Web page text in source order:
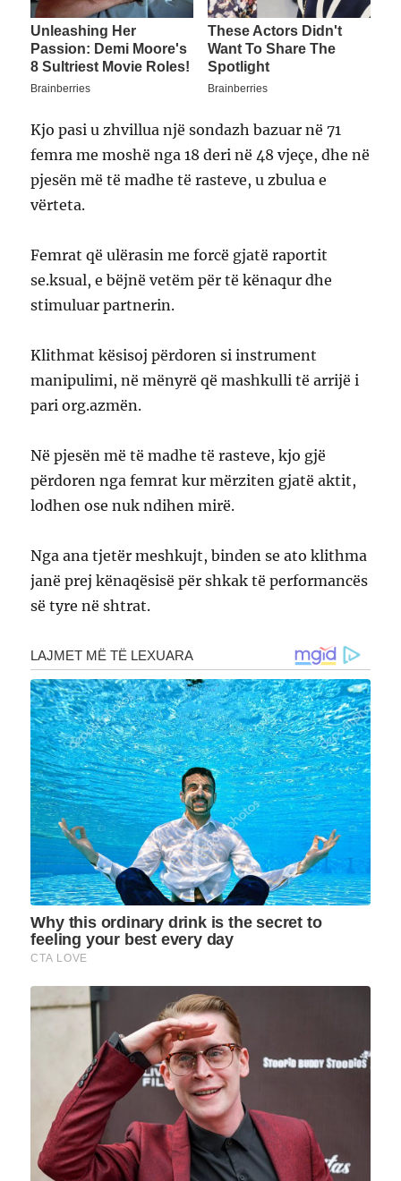
Kjo pasi u zhvillua një sondazh bazuar në 71
femra me moshë nga 18 deri në 48 vjeçe, dhe në
pjesën më të madhe të rasteve, u zbulua e
vërteta.
Femrat që ulërasin me forcë gjatë raportit
se.ksual, e bëjnë vetëm për të kënaqur dhe
stimuluar partnerin.
Klithmat kësisoj përdoren si instrument
manipulimi, në mënyrë që mashkulli të arrijë i
pari org.azmën.
Në pjesën më të madhe të rasteve, kjo gjë
përdoren nga femrat kur mërziten gjatë aktit,
lodhen ose nuk ndihen mirë.
Nga ana tjetër meshkujt, binden se ato klithma
janë prej kënaqësisë për shkak të performancës
së tyre në shtrat.